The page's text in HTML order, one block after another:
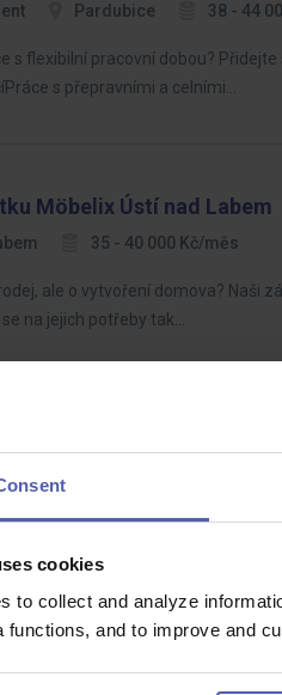
cookies
to collect and analyze
functions, and to improve and
Pardubice 38 - 44
s flexibilní pracovní dobou?
s přepravními a celními…
Möbelix Ústí nad Labem
35 - 40 000 Kč/měs
ale o vytvoření domova? Naši
na jejich potřeby tak…
technika, který bude aktivně
myšlení, dokážete dotahovat…
BEZ NOČNÍCH (M/Ž)